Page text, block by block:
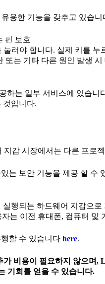
용한 기능을 갖추고 있습
핀 보호
러야 합니다. 실제 키를
또는 기타 다른 원인 발생
하는 일부 서비스에 있습
것입니다.
지갑 시장에서는 다른 프로
는 보안 기능을 제공 할
행되는 하드웨어 지갑으
는 이전 휴대폰, 컴퓨터
할 수 있습니다 here.
비용이 필요하지 않으며
기회를 얻을 수 있습니다.